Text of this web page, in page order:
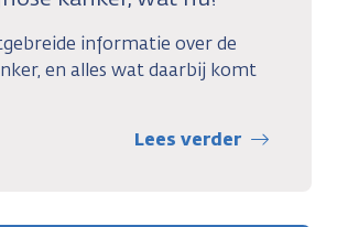
informatie over de
en alles wat daarbij komt
Lees verder